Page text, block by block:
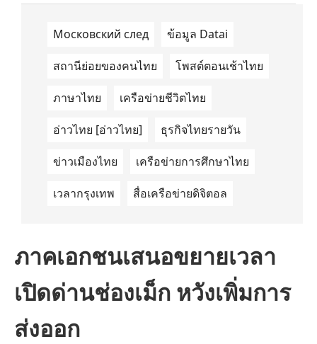
Московский след ข้อมูล Datai
สถานีย่อยของคนไทย โพสต์ตอนเช้าไทย
ภาษาไทย เครือข่ายชีวิตไทย
อ่าวไทย [อ่าวไทย] ธุรกิจไทยรายวัน
ข่าวเมืองไทย เครือข่ายการศึกษาไทย
เวลากรุงเทพ สื่อเครือข่ายดิจิตอล
ภาคเอกชนเสนอขยายเวลา
เปิดด่านช่องเม็ก หวังเพิ่มการ
ส่งออก